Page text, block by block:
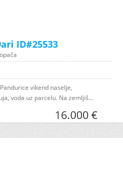
ID#25533
vikend naselje,
voda uz parcelu. Na zemljiš...
16.000 €